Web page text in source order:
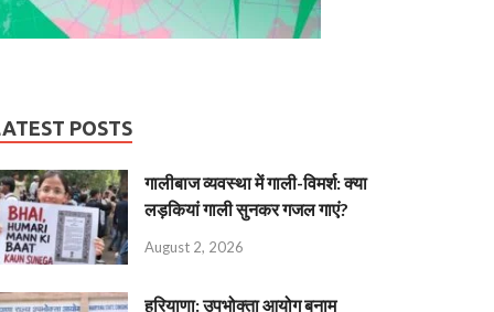
POSTS
गालीबाज व्‍यवस्‍था में गाली-विमर्श: क्या
लड़कियां गाली सुनकर गजल गाएं?
August 2, 2026
हरियाणा: उपभोक्ता आयोग बनाम